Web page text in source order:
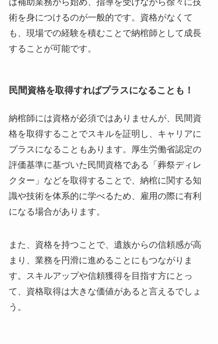
は補助業務から始め、指導を受けながら徐々に技
術を身につけるのが一般的です。資格がなくて
も、現場での経験を積むことで納棺師として成長
することが可能です。
民間資格を取得すればプラスになることも！
納棺師には資格が必須ではありませんが、民間資
格を取得することでスキルを証明し、キャリアに
プラスになることもあります。厚生労働省認定の
評価基準に基づいた民間資格である「葬祭ディレ
クター」などを取得することで、納棺に関する知
識や技術を体系的に学べるため、雇用の際に有利
になる場合があります。
また、資格を持つことで、遺族からの信頼感が高
まり、業務を円滑に進めることにもつながりま
す。スキルアップや信頼獲得を目指す方にとっ
て、資格取得は大きな価値があると言えるでしょ
う。